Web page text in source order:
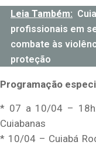
Leia Também:
profissionais em
combate às
proteção
Programação
* 07 a 10/04 – 18h:
Cuiabanas
* 10/04 – Cuiabá